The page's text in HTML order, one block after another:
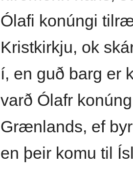
Ólafi konúngi
Kristkirkju, ok
í, en guð barg er
varð Ólafr
Grænlands, ef
en þeir komu til